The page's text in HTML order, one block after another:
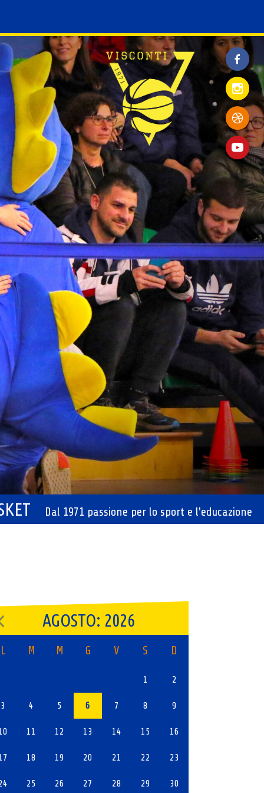
Dal 1971 passione per lo sport e l'educazione
AGOSTO: 2026
L M M G V S D
1 2
3 4 5 6 7 8 9
11 12 13 14 15 16
18 19 20 21 22 23
25 26 27 28 29 30